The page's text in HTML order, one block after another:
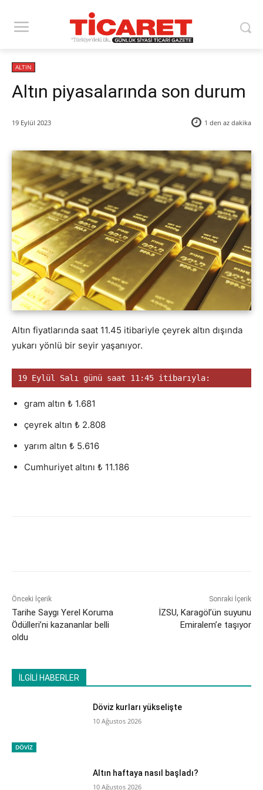
ALTIN
Altın piyasalarında son durum
19 Eylül 2023 1 den az dakika
Altın fiyatlarında saat 11.45 itibariyle çeyrek altın dışında
yukarı yönlü bir seyir yaşanıyor.
19 Eylül Salı günü saat 11:45 itibarıyla:
gram altın ₺ 1.681
çeyrek altın ₺ 2.808
yarım altın ₺ 5.616
Cumhuriyet altını ₺ 11.186
Önceki İçerik
Tarihe Saygı Yerel Koruma
Ödülleri’ni kazananlar belli
oldu
Sonraki İçerik
İZSU, Karagöl’ün suyunu
Emiralem’e taşıyor
İLGİLİ HABERLER
DÖVİZ
Döviz kurları yükselişte
10 Ağustos 2026
Altın haftaya nasıl başladı?
10 Ağustos 2026